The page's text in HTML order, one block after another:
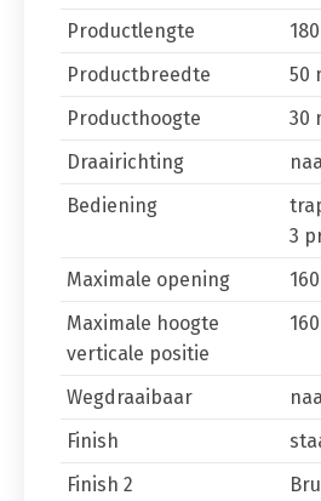
Productlengte
Productbreedte
50
Producthoogte
30
Draairichting
Bediening
3
Maximale opening
Maximale hoogte
verticale positie
Wegdraaibaar
Finish
Finish 2